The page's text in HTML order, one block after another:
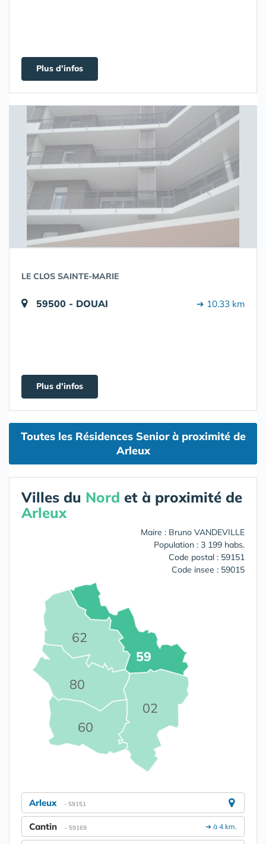
Plus d'infos
LE CLOS SAINTE-MARIE
59500 - DOUAI ➔ 10.33 km
Plus d'infos
Toutes les Résidences Senior à proximité de
Arleux
Villes du Nord et à proximité de
Arleux
Maire : Bruno VANDEVILLE
Population : 3 199 habs.
Code postal : 59151
Code insee : 59015
02
59
60
62
80
Arleux - 59151
➔ à 4 km.
Cantin - 59169